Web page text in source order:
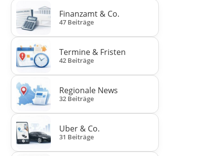
Finanzamt & Co.
47 Beiträge
Termine & Fristen
42 Beiträge
Regionale News
32 Beiträge
Uber & Co.
31 Beiträge